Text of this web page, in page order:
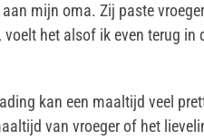
mijn oma. Zij paste
voelt het alsof ik even terug
kan een maaltijd veel
van vroeger of het